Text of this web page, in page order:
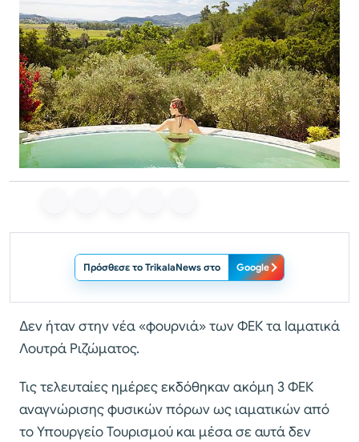
Πρόσθεσε το TrikalaNews στο Google
Δεν ήταν στην νέα «φουρνιά» των ΦΕΚ τα Ιαματικά
Λουτρά Ριζώματος.
Τις τελευταίες ημέρες εκδόθηκαν ακόμη 3 ΦΕΚ
αναγνώρισης φυσικών πόρων ως ιαματικών από
το Υπουργείο Τουρισμού και μέσα σε αυτά δεν